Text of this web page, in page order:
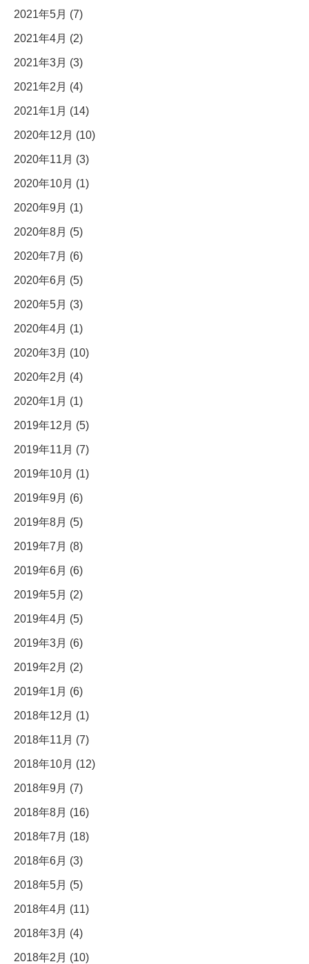
2021年5月 (7)
2021年4月 (2)
2021年3月 (3)
2021年2月 (4)
2021年1月 (14)
2020年12月 (10)
2020年11月 (3)
2020年10月 (1)
2020年9月 (1)
2020年8月 (5)
2020年7月 (6)
2020年6月 (5)
2020年5月 (3)
2020年4月 (1)
2020年3月 (10)
2020年2月 (4)
2020年1月 (1)
2019年12月 (5)
2019年11月 (7)
2019年10月 (1)
2019年9月 (6)
2019年8月 (5)
2019年7月 (8)
2019年6月 (6)
2019年5月 (2)
2019年4月 (5)
2019年3月 (6)
2019年2月 (2)
2019年1月 (6)
2018年12月 (1)
2018年11月 (7)
2018年10月 (12)
2018年9月 (7)
2018年8月 (16)
2018年7月 (18)
2018年6月 (3)
2018年5月 (5)
2018年4月 (11)
2018年3月 (4)
2018年2月 (10)